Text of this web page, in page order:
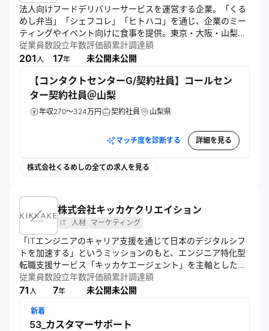
法人向けフードデリバリーサービスを運営する企業。「くる
めし弁当」「シェフコレ」「ヒトハコ」を通じ、企業のミー
ティングやイベント向けに食事を提供。東京・大阪・山梨を
拠点に全国展開し、食×IT技術で働く人の食生活を豊かにす
従業員数
201人
設立年数
17年
評価額
未公開
累計調達額
未公開
【コンタクトセンターG/契約社員】コールセン
ター契約社員＠山梨
年収270～324万円 契約社員 山梨県
マッチ度を診断する 詳細を見る
株式会社くるめしの全ての求人を見る
株式会社キッカケクリエイション
IT 人材 マーケティング
「ITエンジニアのキャリア支援を通じて日本のデジタルシフ
トを加速する」というミッションのもと、エンジニア特化型
転職支援サービス「キッカケエージェント」を主軸としたHR
テック事業を展開する企業。 YouTubeを基盤とする月間100
万再生超の国内最大級ITキャリアメディアを自社運営してい
生の声」を直接サービスへ還元。既存媒体ではリーチ困難な
層から厚い信頼を得ており、大企業やメガベンチャーからの
従業員数
71人
設立年数
7年
評価額
未公開
累計調達額
未公開
新着
53_カスタマーサポート